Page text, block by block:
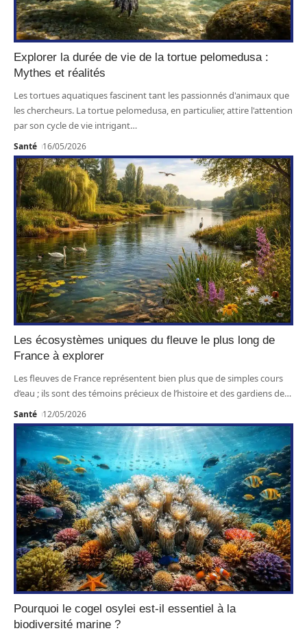
Explorer la durée de vie de la tortue pelomedusa :
Mythes et réalités
Les tortues aquatiques fascinent tant les passionnés d'animaux que
les chercheurs. La tortue pelomedusa, en particulier, attire l'attention
par son cycle de vie intrigant…
Santé 16/05/2026
Les écosystèmes uniques du fleuve le plus long de
France à explorer
Les fleuves de France représentent bien plus que de simples cours
d’eau ; ils sont des témoins précieux de l’histoire et des gardiens de…
Santé 12/05/2026
Pourquoi le cogel osylei est-il essentiel à la
biodiversité marine ?